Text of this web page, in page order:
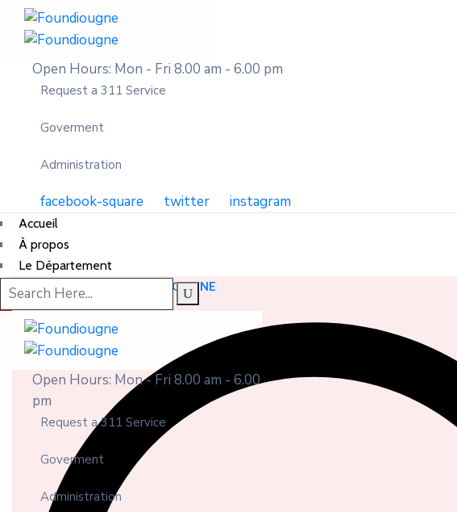
Open Hours: Mon - Fri 8.00 am - 6.00 pm
Request a 311 Service
Goverment
Administration
facebook-square twitter instagram
Accueil
À propos
Le Département
DÉPARTEMENT DE FOUNDIOUGNE
Open Hours: Mon - Fri 8.00 am - 6.00
pm
Request a 311 Service
Goverment
Administration